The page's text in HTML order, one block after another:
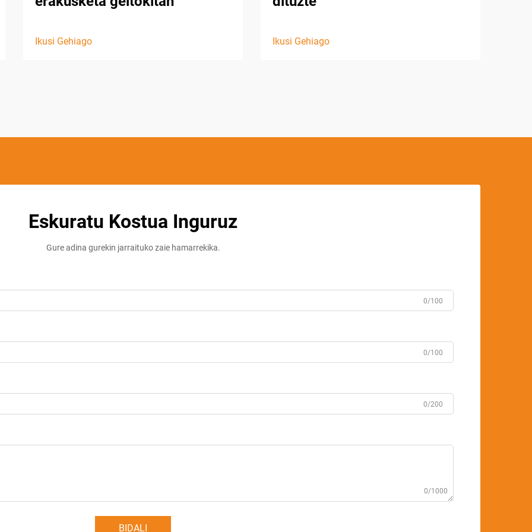
Ikusi Gehiago Ikusi Gehiago
Eskuratu Kostua Inguruz
Gure adina gurekin jarraituko zaie hamarrekika.
0/100
0/100
0/200
0/1000
BIDALI